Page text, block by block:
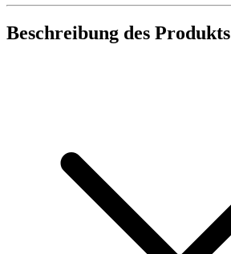
Beschreibung des Produkts